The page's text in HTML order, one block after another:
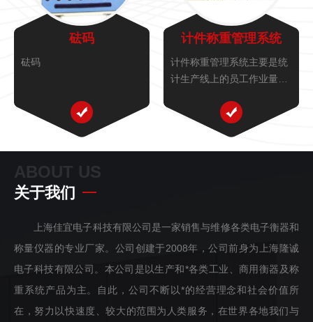
砝码
砝码
计件称重管理系统
计件称重管理系统主要是统
计生产线上的员工作业量的
方便财务,人事,生产主管随
时查询产量;
关于我们
上海佳宜电子科技有限公司是一家销售与维修各类电子衡器和
称量仪器的专业厂家。公司创建于2008年，公司前身为上海隆诚
电子科技有限公司。本公司是以生产和*各类工业、商用衡器及称
重系统产品为主。自此，公司不断以*的经营理念和社会价值所
在，努力以快速度、较大的范围为人类服务，在世界各地我们与